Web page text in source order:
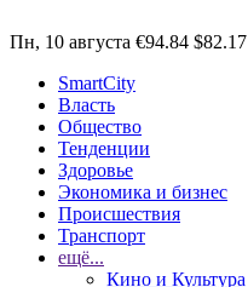
Пн, 10 августа €94.84 $82.17
SmartCity
Власть
Общество
Тенденции
Здоровье
Экономика и бизнес
Происшествия
Транспорт
ещё...
Кино и Культура